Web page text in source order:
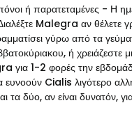
ή παρατεταμένες - Η
Malegra αν θέλετε
γύρω από τα
ή χρειάζεστε
για 1-2 φορές την
Cialis λιγότερο
δύο, αν είναι δυνατόν, για